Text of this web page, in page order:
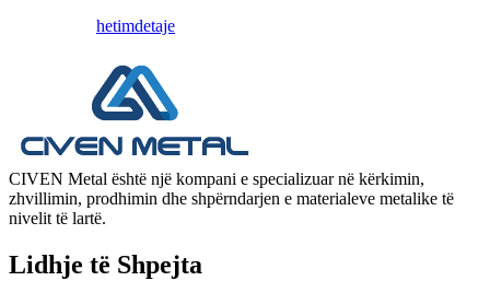
hetimdetaje
CIVEN Metal është një kompani e specializuar në kërkimin,
zhvillimin, prodhimin dhe shpërndarjen e materialeve metalike të
nivelit të lartë.
Lidhje të Shpejta